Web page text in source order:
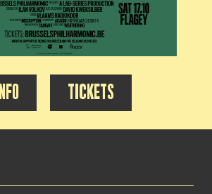
INFO TICKETS